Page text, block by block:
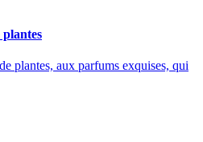
plantes
plantes, aux parfums exquises, qui